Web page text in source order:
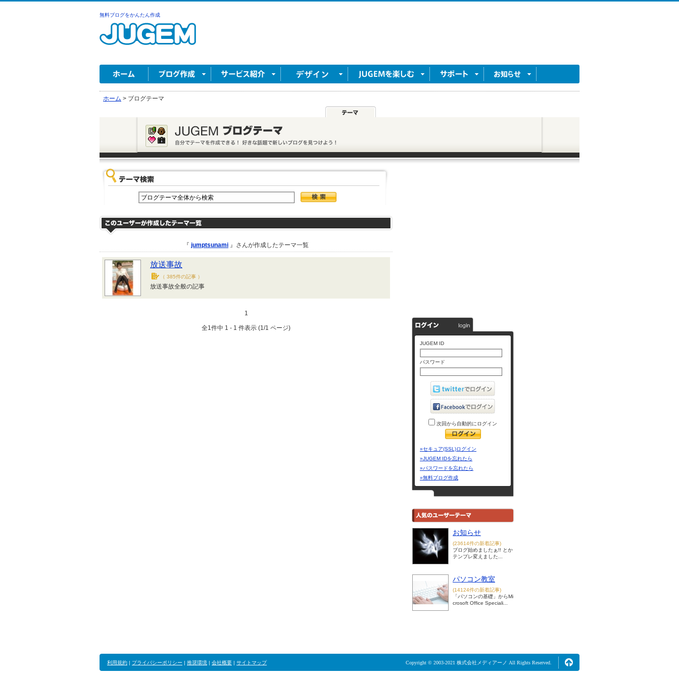
無料ブログをかんたん作成
ホーム > ブログテーマ
『 jumptsunami 』さんが作成したテーマ一覧
放送事故
（ 385件の記事 ）
放送事故全般の記事
1
全1件中 1 - 1 件表示 (1/1 ページ)
JUGEM ID
パスワード
次回から自動的にログイン
»セキュア(SSL)ログイン
»JUGEM IDを忘れたら
»パスワードを忘れたら
»無料ブログ作成
お知らせ
(23614件の新着記事)
ブログ始めましたぁ!! とか
テンプレ変えました...
パソコン教室
(14124件の新着記事)
「パソコンの基礎」からMi
crosoft Office Speciali...
利用規約 | プライバシーポリシー | 推奨環境 | 会社概要 | サイトマップ Copyright © 2003-2021 株式会社メディアーノ All Rights Reserved.